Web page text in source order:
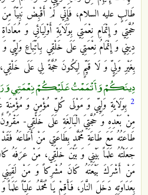
طَالِبٍ عليه السلام، فَإِنِّي لَمْ أَقْبِضْ نَبِيّاً مِنَ
حُجَّتِي وَ إِتْمَامِ نِعْمَتِي بِوَلَايَةِ أَوْلِيَائِي وَ
دِينِي وَ إِتْمَامُ نِعْمَتِي عَلَى خَلْقِي بِاتِّبَاعِ
بِغَيْرِ وَلِيٍّ وَ لَا قَيِّمٍ لِيَكُونَ حُجَّةً لِي عَلَى
دِينَكُمْ وَأَتْمَمْتُ عَلَيْكُمْ نِعْمَتِي
2 بِوَلَايَةِ وَلِيِّي وَ مَوْلَى كُلِّ مُؤْمِنٍ وَ
مِنْ بَعْدِهِ وَ حُجَّتِيَ الْبَالِغَةِ عَلَى خَلْقِي-
طَاعَتُهُ مَعَ طَاعَةِ مُحَمَّدٍ بِطَاعَتِي مَنْ أَطَاعَهُ
جَعَلْتُهُ عَلَماً بَيْنِي وَ بَيْنَ خَلْقِي، مَنْ عَرَفَهُ
مَنْ أَشْرَكَ بَيْعَتَهُ كَانَ مُشْرِكاً وَ مَنْ لَقِيَنِي
بِعَدَاوَتِهِ دَخَلَ النَّارَ، فَأَقِمْ يَا مُحَمَّدُ عَلِيّاً